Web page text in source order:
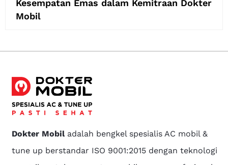
Kesempatan Emas dalam Kemitraan Dokter
Mobil
Dokter Mobiladalah bengkel spesialis AC mobil &
tune up berstandar ISO 9001:2015 dengan teknologi